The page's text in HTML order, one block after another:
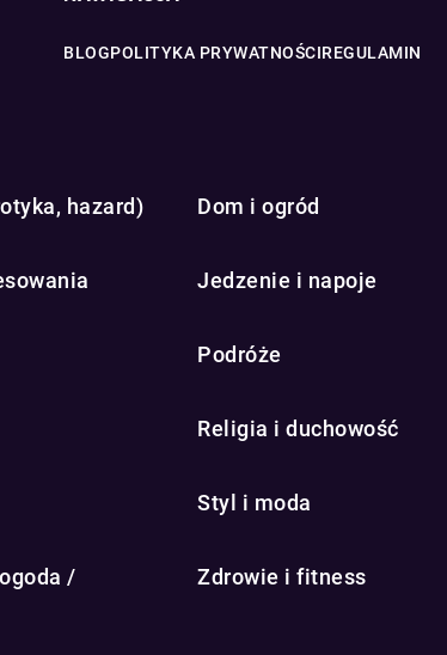
BLOGPOLITYKA PRYWATNOŚCIREGULAMIN
hazard) Dom i ogród
Jedzenie i napoje
Podróże
Religia i duchowość
Styl i moda
/
Zdrowie i fitness